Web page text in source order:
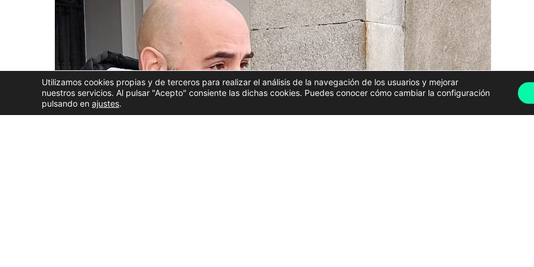
Utilizamos cookies propias y de terceros para realizar el análisis de la navegación de los usuarios y mejorar
nuestros servicios. Al pulsar "Acepto" consiente las dichas cookies. Puedes conocer cómo cambiar la configuración
pulsando en ajustes.